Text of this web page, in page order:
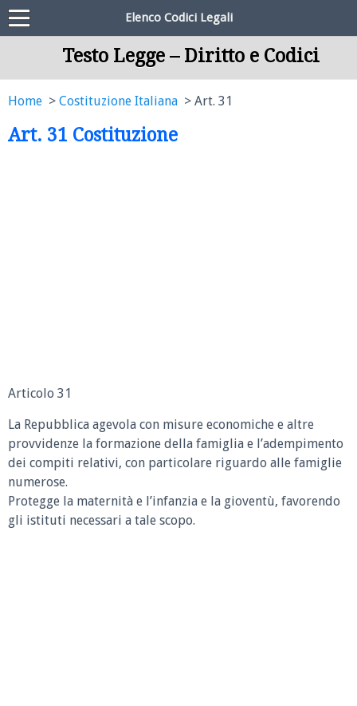
Elenco Codici Legali
Testo Legge – Diritto e Codici
Home Costituzione Italiana Art. 31
Art. 31 Costituzione
Articolo 31
La Repubblica agevola con misure economiche e altre
provvidenze la formazione della famiglia e l’adempimento
dei compiti relativi, con particolare riguardo alle famiglie
numerose.
Protegge la maternità e l’infanzia e la gioventù, favorendo
gli istituti necessari a tale scopo.